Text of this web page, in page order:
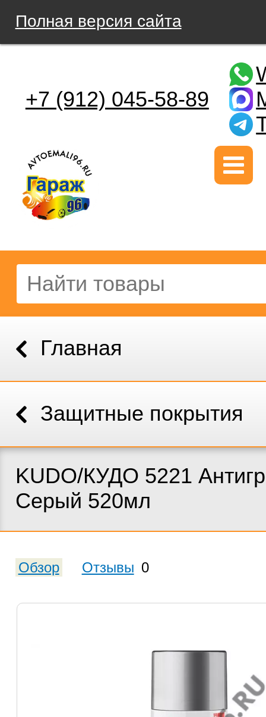
Полная версия сайта
+7 (912) 045-58-89
Главная
Защитные покрытия
KUDO/КУДО 5221
Серый 520мл
Обзор Отзывы 0